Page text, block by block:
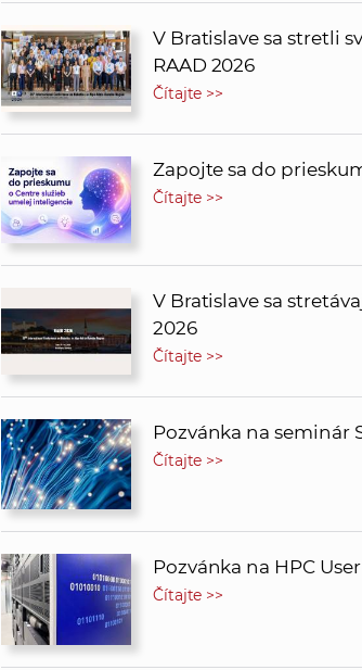
V Bratislave sa stretli
RAAD 2026
Čítajte >>
Zapojte sa do
Čítajte >>
V Bratislave sa
2026
Čítajte >>
Pozvánka na seminár
Čítajte >>
Pozvánka na HPC
Čítajte >>